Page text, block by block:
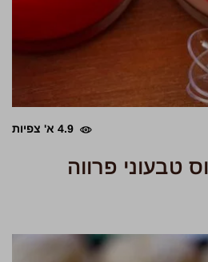
4.9 א' צפיות
טבעוני פרווה